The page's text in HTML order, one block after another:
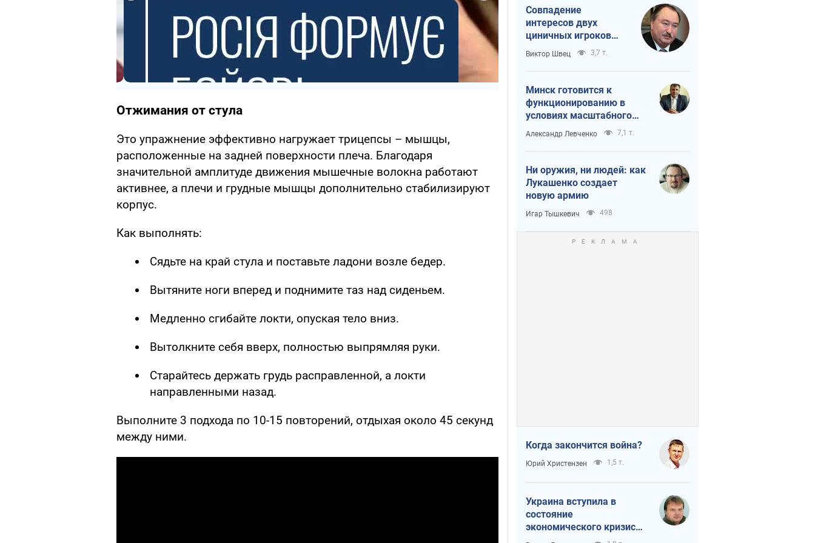
Отжимания от стула
Это упражнение эффективно нагружает трицепсы – мышцы,
расположенные на задней поверхности плеча. Благодаря
значительной амплитуде движения мышечные волокна работают
активнее, а плечи и грудные мышцы дополнительно стабилизируют
корпус.
Как выполнять:
Сядьте на край стула и поставьте ладони возле бедер.
Вытяните ноги вперед и поднимите таз над сиденьем.
Медленно сгибайте локти, опуская тело вниз.
Вытолкните себя вверх, полностью выпрямляя руки.
Старайтесь держать грудь расправленной, а локти
направленными назад.
Выполните 3 подхода по 10-15 повторений, отдыхая около 45 секунд
между ними.
Совпадение
интересов двух
циничных игроков
или тайный план
Трампа и Путина?
Виктор Швец 3,7 т.
Минск готовится к
функционированию в
условиях масштабного
военного кризиса
Александр Левченко 7,1 т.
Ни оружия, ни людей: как
Лукашенко создает
новую армию
Игар Тышкевич 498
Когда закончится война?
Юрий Христензен 1,5 т.
Украина вступила в
состояние
экономического кризиса.
Есть ли свет в конце